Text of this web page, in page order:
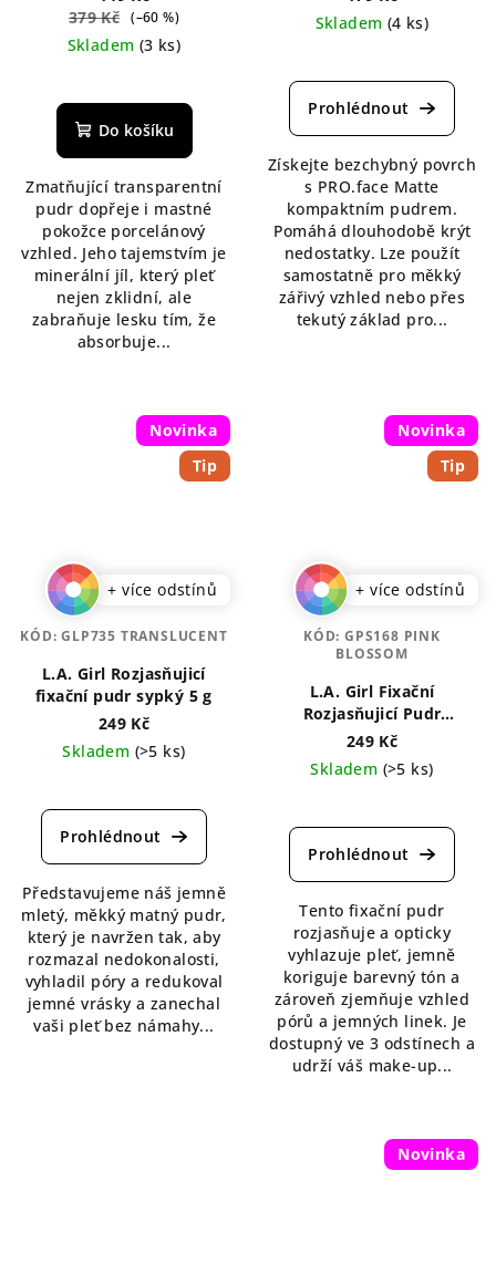
379 Kč (–60 %)
Skladem (3 ks)
hodnocení
produktu
z
5
hvězdiček.
Do košíku
Zmatňující transparentní
pudr dopřeje i mastné
pokožce porcelánový
vzhled. Jeho tajemstvím je
minerální jíl, který pleť
nejen zklidní, ale
zabraňuje lesku tím, že
absorbuje...
Skladem (4 ks)
hodnocení
produktu
z
5
hvězdiček.
Získejte bezchybný povrch
s PRO.face Matte
kompaktním pudrem.
Pomáhá dlouhodobě krýt
nedostatky. Lze použít
samostatně pro měkký
zářivý vzhled nebo přes
tekutý základ pro...
Novinka
Tip
+ více odstínů
L.A. Girl Rozjasňujicí
fixační pudr sypký 5 g
249 Kč
Skladem (>5 ks)
hodnocení
produktu
z
5
hvězdiček.
Představujeme náš jemně
mletý, měkký matný pudr,
který je navržen tak, aby
rozmazal nedokonalosti,
vyhladil póry a redukoval
jemné vrásky a zanechal
vaši pleť bez námahy...
KÓD:GLP735 TRANSLUCENT
Novinka
Tip
+ více odstínů
L.A. Girl Fixační
Rozjasňujicí Pudr
Brightening Setting 8 g
249 Kč
Skladem (>5 ks)
hodnocení
produktu
z
5
hvězdiček.
Tento fixační pudr
rozjasňuje a opticky
vyhlazuje pleť, jemně
koriguje barevný tón a
zároveň zjemňuje vzhled
pórů a jemných linek. Je
dostupný ve 3 odstínech a
udrží váš make-up...
KÓD:GPS168 PINK
BLOSSOM
Novinka